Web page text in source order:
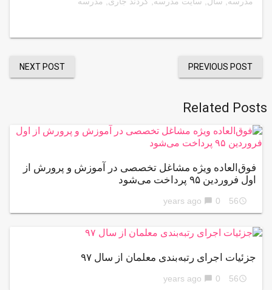
PREVIOUS POST
NEXT POST
Related Posts
فوق‌العاده ویژه مشاغل تخصصی در آموزش و پرورش از
اول فروردین ۹۵ پرداخت می‌شود
access_time
56 years ago
chat_bubble 0
جزئیات اجرای رتبه‌بندی معلمان از سال ۹۷
access_time
56 years ago
chat_bubble 0